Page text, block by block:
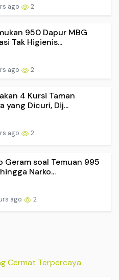
ago 2
950 Dapur MBG
Tak Higienis...
ago 2
4 Kursi Taman
yang Dicuri, Dij...
ago 2
Geram soal Temuan 995
Narko...
ago 2
Cermat Terpercaya